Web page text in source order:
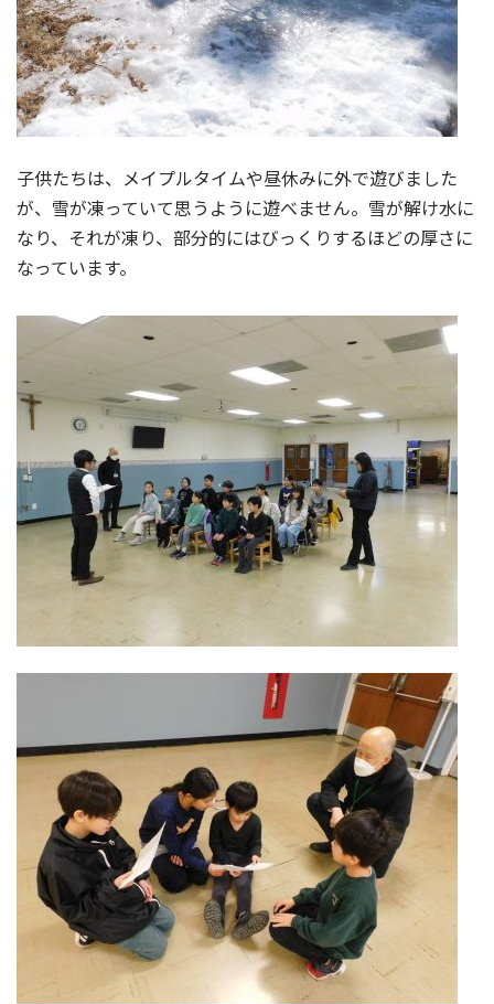
子供たちは、メイプルタイムや昼休みに外で遊びました
が、雪が凍っていて思うように遊べません。雪が解け水に
なり、それが凍り、部分的にはびっくりするほどの厚さに
なっています。